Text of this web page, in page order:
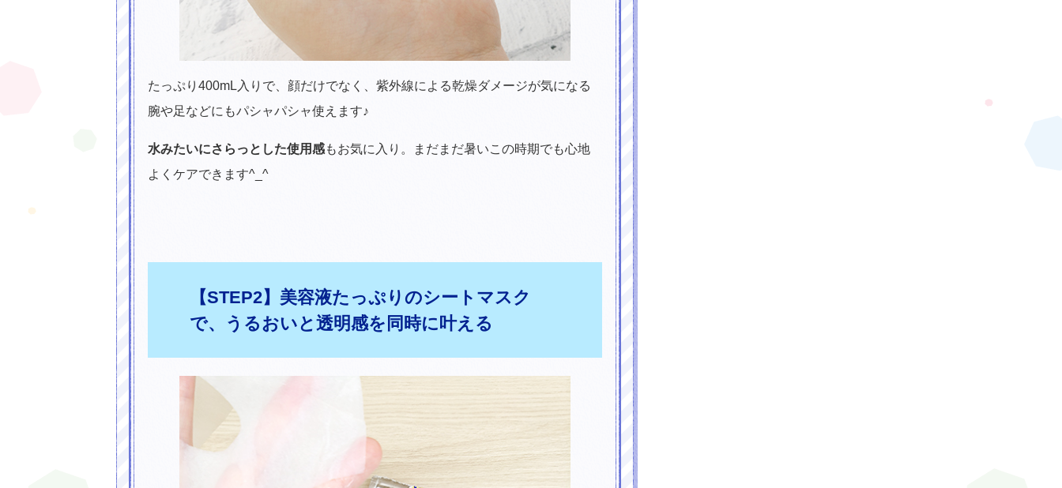
たっぷり400mL入りで、顔だけでなく、紫外線による乾燥ダメージが気になる
腕や足などにもパシャパシャ使えます♪
水みたいにさらっとした使用感もお気に入り。まだまだ暑いこの時期でも心地
よくケアできます^_^
【STEP2】美容液たっぷりのシートマスク
で、うるおいと透明感を同時に叶える